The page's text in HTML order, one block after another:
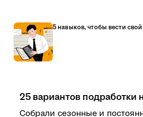
5 навыков, чтобы вести
25 вариантов подработки
Собрали сезонные и